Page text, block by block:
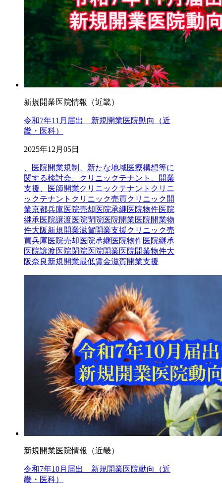
新規開業医院情報（近畿）
令和7年11月届出 新規開業医院動向（近
畿・医科）
2025年12月05日
、医院開業規制、新たな地域医療構想等に
関する検討会、クリニックテナント、開業
支援、医師開業クリニックテナント クリニ
ックテナントクリニック売買クリニック開
業京都兵庫医院売却医院承継医院物件医院
継承医院譲渡医院閉院医院開業医院開業物
件大阪新規開業滋賀開業支援クリニック売
買兵庫医院売却医院承継医院物件医院継承
医院譲渡医院閉院医院開業医院開業物件大
阪奈良 新規開業最低賃金滋賀開業支援
新規開業医院情報（近畿）
令和7年10月届出 新規開業医院動向（近
畿・医科）